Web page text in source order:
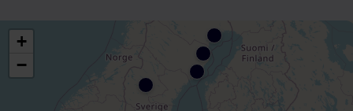
+
−